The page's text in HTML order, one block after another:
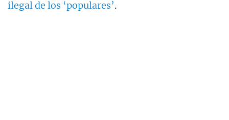
ilegal de los ‘populares’.